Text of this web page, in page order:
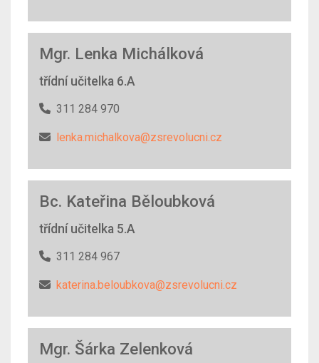
Mgr. Lenka Michálková
třídní učitelka 6.A
311 284 970
lenka.michalkova@zsrevolucni.cz
Bc. Kateřina Běloubková
třídní učitelka 5.A
311 284 967
katerina.beloubkova@zsrevolucni.cz
Mgr. Šárka Zelenková